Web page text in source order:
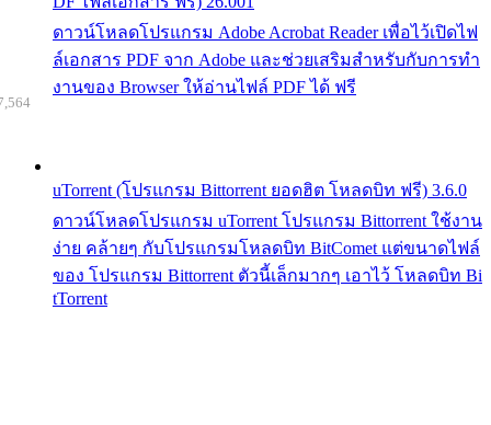
ดาวน์โหลดโปรแกรม Adobe Acrobat Reader เพื่อไว้เปิดไฟ
ล์เอกสาร PDF จาก Adobe และช่วยเสริมสำหรับกับการทำ
งานของ Browser ให้อ่านไฟล์ PDF ได้ ฟรี
uTorrent (โปรแกรม Bittorrent ยอดฮิต โหลดบิท ฟรี) 3.6.0
ดาวน์โหลดโปรแกรม uTorrent โปรแกรม Bittorrent ใช้งาน
ง่าย คล้ายๆ กับโปรแกรมโหลดบิท BitComet แต่ขนาดไฟล์
ของ โปรแกรม Bittorrent ตัวนี้เล็กมากๆ เอาไว้ โหลดบิท Bi
tTorrent